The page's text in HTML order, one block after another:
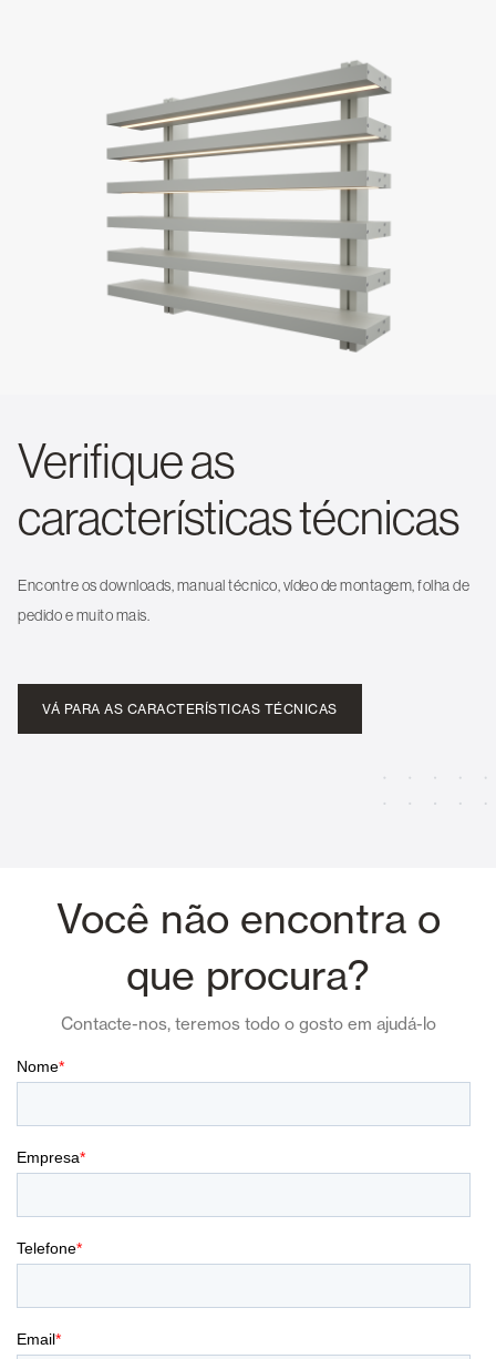
Verifique as
características técnicas
Encontre os downloads, manual técnico, vídeo de montagem, folha de
pedido e muito mais.
VÁ PARA AS CARACTERÍSTICAS TÉCNICAS
Você não encontra o
que procura?
Contacte-nos, teremos todo o gosto em ajudá-lo